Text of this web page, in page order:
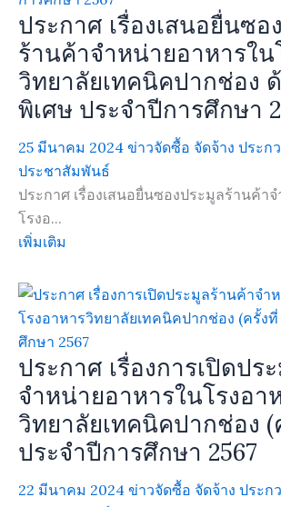
ประกาศ เรื่องเสนอยื่นซอ
ร้านค้าจำหน่ายอาหารใน
วิทยาลัยเทคนิคปากช่อง
พิเศษ ประจำปีการศึกษา
25 มีนาคม 2024 ข่าวจัดซื้อ จัดจ้าง ประก
ประชาสัมพันธ์
ประกาศ เรื่องเสนอยื่นซองประมูลร้านค้า
โรงอ...
เพิ่มเติม
ประกาศ เรื่องการเปิดปร
จำหน่ายอาหารในโรงอา
วิทยาลัยเทคนิคปากช่อง (
ประจำปีการศึกษา 2567
22 มีนาคม 2024 ข่าวจัดซื้อ จัดจ้าง ประก